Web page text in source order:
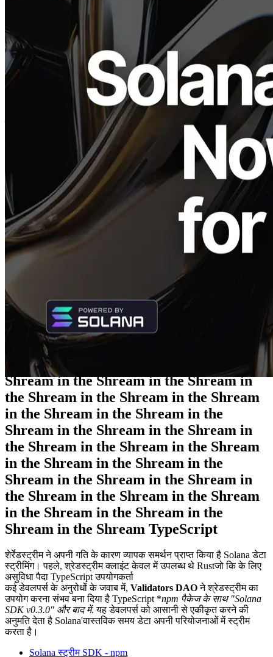
ELSOUL LABO B.V. (Head-day): Amsterdamनीदरलैंड, सीईओ:
Fumitake कावासाकी Validators DAO यह घोषणा करने में प्रसन्न हैं कि
TypeScript समर्थन Solana Direct Shreds अब उपलब्ध है, उपयोगकर्ताओं
को सबसे तेज़ एक्सेस करने में सक्षम बनाता है Solana डेटा स्ट्रीम
Solana Direct Shreds स्ट्रीम
उपयोगकर्ताओं द्वारा अपनी गति के लिए
अत्यधिक प्रशंसा की गई है, जो आगे बढ़ रहा है Geyser gRPC अब तक,
ShredStream ग्राहकों को मुख्य रूप से उपलब्ध कराया गया है Rustलेकिन
Validators DAO एक समाधान विकसित किया है जो ShredStream को
उपयोग करने में सक्षम बनाता है TypeScript वातावरण भी।
ShredStream in the Shream in the
ShreedStream in the Shream in the
ShreedStream in the Shream in the
ShreedStream in the Shream in the
ShreedStream in the Shream in the
Shream in the Shream in the
ShreedStream in the Shream in the
ShreedStream in the Shream in the
Shream in the Shream in the Shream in
the ShreedStream in the Shream in the
Shream in the Shream in the Shream in
the Shream in the Shream in the Shream
in the Shream in the Shream in the
Shream in the Shream in the Shream in
the Shream in the Shream in the Shream
in the Shream in the Shream in the
Shream in the Shream in the Shream in
the Shream in the Shream in the Shream
in the Shream in the Shream in the
Shream in the Shream TypeScript
शेर्रेडस्ट्रीम ने अपनी गति के कारण व्यापक समर्थन प्राप्त किया है Solana डेटा
स्ट्रीमिंग। पहले, श्रेडस्ट्रीम क्लाइंट केवल में उपलब्ध थे Rustजो कि के लिए
असुविधा पैदा TypeScript उपयोगकर्ता
कई डेवलपर्स के अनुरोधों के जवाब में, Validators DAOने श्रेडस्ट्रीम का
उपयोग करना संभव बना दिया है TypeScript *npm पैकेज के साथ "Solana
SDK v0.3.0" और बाद में. यह डेवलपर्स को आसानी से एकीकृत करने की
अनुमति देता है Solana'वास्तविक समय डेटा अपनी परियोजनाओं में स्ट्रीम
करता है।
Solana स्ट्रीम SDK - npm